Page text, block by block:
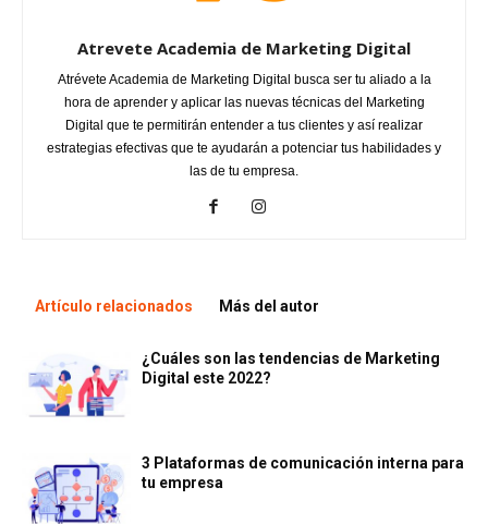
Atrevete Academia de Marketing Digital
Atrévete Academia de Marketing Digital busca ser tu aliado a la
hora de aprender y aplicar las nuevas técnicas del Marketing
Digital que te permitirán entender a tus clientes y así realizar
estrategias efectivas que te ayudarán a potenciar tus habilidades y
las de tu empresa.
Artículo relacionados Más del autor
¿Cuáles son las tendencias de Marketing
Digital este 2022?
3 Plataformas de comunicación interna para
tu empresa